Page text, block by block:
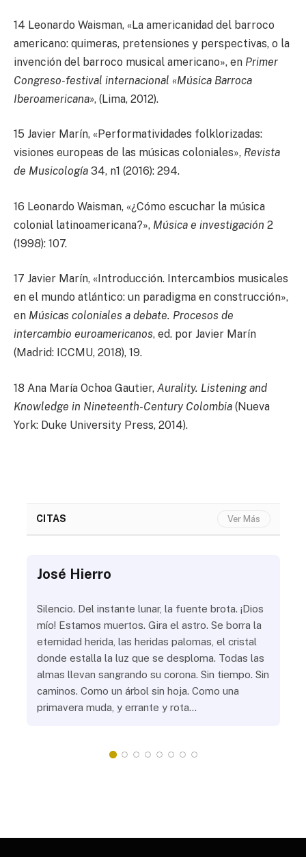
14 Leonardo Waisman, «La americanidad del barroco
americano: quimeras, pretensiones y perspectivas, o la
invención del barroco musical americano», en Primer
Congreso-festival internacional «Música Barroca
Iberoamericana», (Lima, 2012).
15 Javier Marín, «Performatividades folklorizadas:
visiones europeas de las músicas coloniales», Revista
de Musicología 34, n1 (2016): 294.
16 Leonardo Waisman, «¿Cómo escuchar la música
colonial latinoamericana?», Música e investigación 2
(1998): 107.
17 Javier Marín, «Introducción. Intercambios musicales
en el mundo atlántico: un paradigma en construcción»,
en Músicas coloniales a debate. Procesos de
intercambio euroamericanos, ed. por Javier Marín
(Madrid: ICCMU, 2018), 19.
18 Ana María Ochoa Gautier, Aurality. Listening and
Knowledge in Nineteenth-Century Colombia (Nueva
York: Duke University Press, 2014).
CITAS Ver Más
José Hierro
Silencio. Del instante lunar, la fuente brota. ¡Dios
mío! Estamos muertos. Gira el astro. Se borra la
eternidad herida, las heridas palomas, el cristal
donde estalla la luz que se desploma. Todas las
almas llevan sangrando su corona. Sin tiempo. Sin
caminos. Como un árbol sin hoja. Como una
primavera muda, y errante y rota…